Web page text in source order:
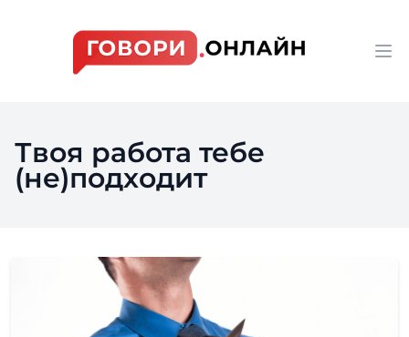
Workflow
Твоя работа тебе
(не)подходит